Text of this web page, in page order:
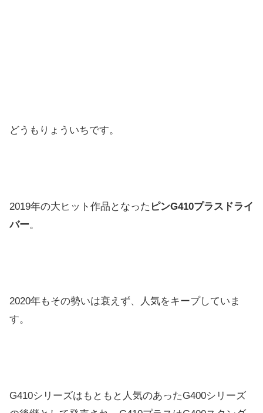
どうもりょういちです。
2019年の大ヒット作品となった ピンG410プラスドライ
バー。
2020年もその勢いは衰えず、人気をキープしていま
す。
G410シリーズはもともと人気のあったG400シリーズ